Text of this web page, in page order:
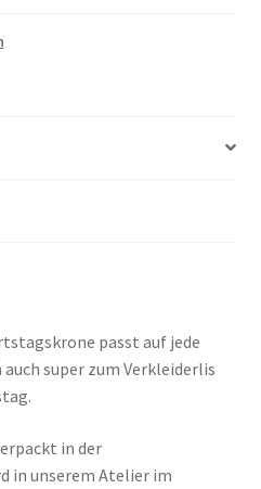
passt auf jede
super zum Verkleiderlis
in der
in unserem Atelier im